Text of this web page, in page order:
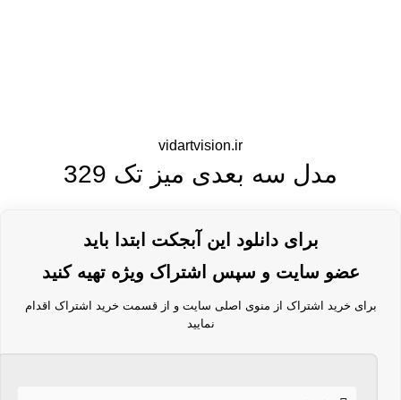
vidartvision.ir
مدل سه بعدی میز تک 329
برای دانلود این آبجکت ابتدا باید
عضو سایت و سپس اشتراک ویژه تهیه کنید
برای خرید اشتراک از منوی اصلی سایت و از قسمت خرید اشتراک اقدام
نمایید